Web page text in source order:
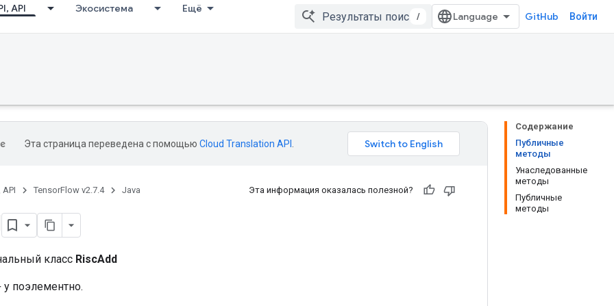
API Экосистема Ещё
/ GitHub Войти
Содержание
Публичные
методы
Унаследованные
методы
Публичные
методы
Эта страница переведена с помощью Cloud Translation API
API TensorFlow v2.7.4 Java Эта информация оказалась полезной?
класс RiscAdd
y поэлементно.